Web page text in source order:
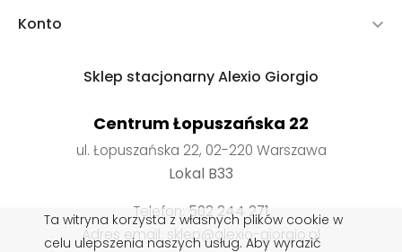
Konto 
Sklep stacjonarny Alexio Giorgio
Centrum Łopuszańska 22
ul. Łopuszańska 22, 02-220 Warszawa
Lokal B33
Telefon: 502 244 271
Adres email: sklep@alexio-giorgio.pl
Ta witryna korzysta z własnych plików cookie w
celu ulepszenia naszych usług. Aby wyrazić